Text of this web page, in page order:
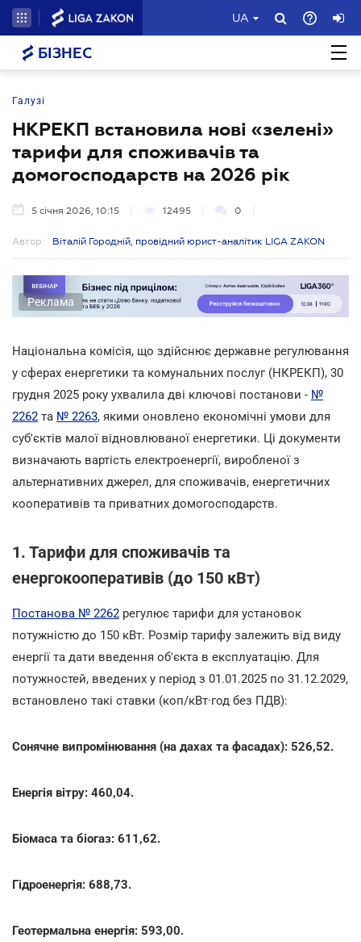
UA
БІЗНЕС
Галузі
НКРЕКП встановила нові «зелені»
тарифи для споживачів та
домогосподарств на 2026 рік
5 січня 2026, 10:15 12495 0
Автор: Віталій Городній, провідний юрист-аналітик LIGA ZAKON
Реклама
Національна комісія, що здійснює державне регулювання
у сферах енергетики та комунальних послуг (НКРЕКП), 30
грудня 2025 року ухвалила дві ключові постанови - №
2262 та № 2263, якими оновлено економічні умови для
суб'єктів малої відновлюваної енергетики. Ці документи
визначають вартість електроенергії, виробленої з
альтернативних джерел, для споживачів, енергетичних
кооперативів та приватних домогосподарств.
1. Тарифи для споживачів та
енергокооперативів (до 150 кВт)
Постанова № 2262 регулює тарифи для установок
потужністю до 150 кВт. Розмір тарифу залежить від виду
енергії та дати введення об'єкта в експлуатацію. Для
потужностей, введених у період з 01.01.2025 по 31.12.2029,
встановлено такі ставки (коп/кВт·год без ПДВ):
Сонячне випромінювання (на дахах та фасадах): 526,52.
Енергія вітру: 460,04.
Біомаса та біогаз: 611,62.
Гідроенергія: 688,73.
Геотермальна енергія: 593,00.